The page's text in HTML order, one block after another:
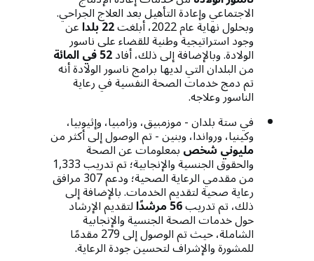
الاجتماعي وإعادة التأهيل بعد العلاج الجراحي.
وبحلول نهاية عام 2022، أبلغت 22 بلدا عن
وجود استراتيجية وطنية للقضاء على ناسور
الولادة. وبالإضافة إلى ذلك، أفاد52 في المائة
من البلدان التي لديها برامج ناسور الولادة أنه
تم دمج خدمات الصحة النفسية في رعاية
الناسور وعلاجه.
في ستة بلدان - موزمبيق، وزامبيا، وإثيوبيا،
وكينيا، ورواندا، وبنين - تم الوصول إلى أكثر من
مليوني شخصبمعلومات عن الصحة
والحقوق الجنسية والإنجابية؛ تم تدريب 1,333
من مقدمي الرعاية الصحية؛ ودعم 307 مرافق
رعاية صحية لتقديم الخدمات. بالإضافة إلى
ذلك، تم تدريب56 مرشدًا لتقديم الإرشاد
حول خدمات الصحة الجنسية والإنجابية
الشاملة، حيث تم الوصول إلى 279 مقدمًا
للمشورة والإشراف لتحسين جودة الرعاية.